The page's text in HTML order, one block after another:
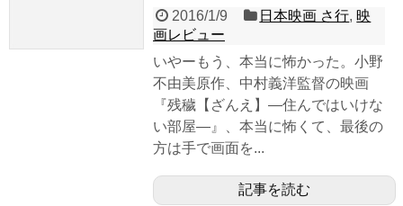
2016/1/9 日本映画 さ行, 映
画レビュー
いやーもう、本当に怖かった。小野
不由美原作、中村義洋監督の映画
『残穢【ざんえ】―住んではいけな
い部屋―』、本当に怖くて、最後の
方は手で画面を...
記事を読む